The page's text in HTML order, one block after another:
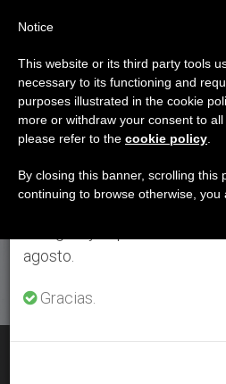
ETIQUETA
Posts
‘ciclistas
ÚLTIMAS NOTICIAS
Aviso importante
Del 27 de julio al 7 de
anual, aprovechando que en
se generan menos
agosto.
Gracias.
Notice
This website or its third party tools
necessary to its functioning and
purposes illustrated in the cookie
more or withdraw your consent to
please refer to the cookie policy
By closing this banner, scrolling this
continuing to browse otherwise, you